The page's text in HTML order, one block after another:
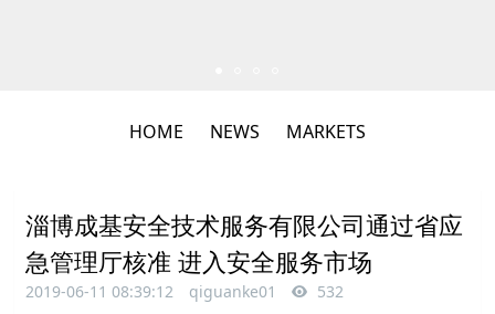
HOME NEWS MARKETS
淄博成基安全技术服务有限公司通过省应
急管理厅核准 进入安全服务市场
2019-06-11 08:39:12 qiguanke01 532